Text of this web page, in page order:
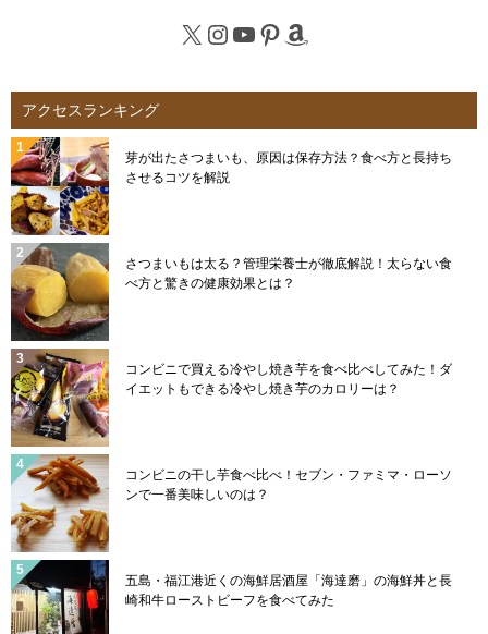
X Instagram
YouTube
Pinterest
Amazon
アクセスランキング
芽が出たさつまいも、原因は保存方法？食べ方と長持ち
させるコツを解説
さつまいもは太る？管理栄養士が徹底解説！太らない食
べ方と驚きの健康効果とは？
コンビニで買える冷やし焼き芋を食べ比べしてみた！ダ
イエットもできる冷やし焼き芋のカロリーは？
コンビニの干し芋食べ比べ！セブン・ファミマ・ローソ
ンで一番美味しいのは？
五島・福江港近くの海鮮居酒屋「海達磨」の海鮮丼と長
崎和牛ローストビーフを食べてみた